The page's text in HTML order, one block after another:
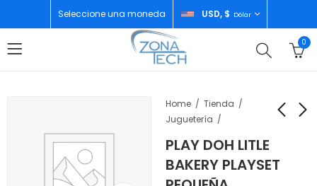
Seleccione una moneda USD, $ Dólar
0
Home
Tienda
Juguetería
PLAY DOH LITLE
BAKERY PLAYSET
JUGUETE WOODEN
JUEGO DE